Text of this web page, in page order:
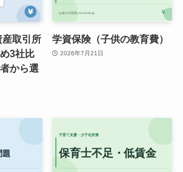
産取引所
3社比
から選
学資保険（子供の教育費）
2026年7月21日